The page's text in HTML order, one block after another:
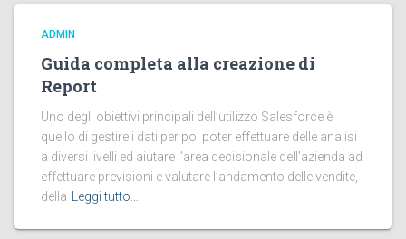
ADMIN
Guida completa alla creazione di
Report
Uno degli obiettivi principali dell’utilizzo Salesforce è
quello di gestire i dati per poi poter effettuare delle analisi
a diversi livelli ed aiutare l’area decisionale dell’azienda ad
effettuare previsioni e valutare l’andamento delle vendite,
della
Leggi tutto…